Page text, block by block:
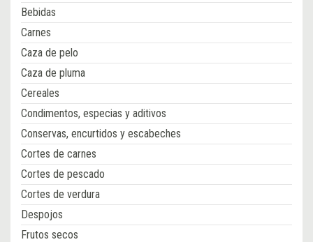
Bebidas
Carnes
Caza de pelo
Caza de pluma
Cereales
Condimentos, especias y aditivos
Conservas, encurtidos y escabeches
Cortes de carnes
Cortes de pescado
Cortes de verdura
Despojos
Frutos secos